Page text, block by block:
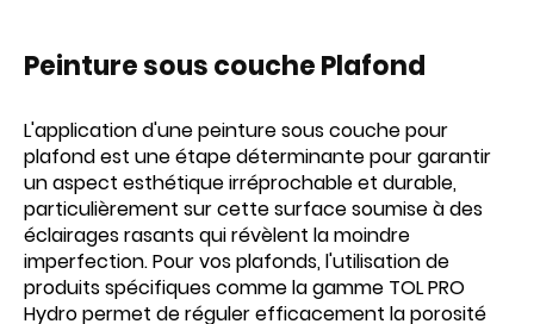
Peinture sous couche Plafond
L'application d'une peinture sous couche pour
plafond est une étape déterminante pour garantir
un aspect esthétique irréprochable et durable,
particulièrement sur cette surface soumise à des
éclairages rasants qui révèlent la moindre
imperfection. Pour vos plafonds, l'utilisation de
produits spécifiques comme la gamme TOL PRO
Hydro permet de réguler efficacement la porosité